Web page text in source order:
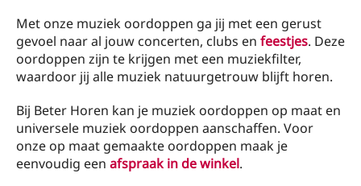
Met onze muziek oordoppen ga jij met een gerust
gevoel naar al jouw concerten, clubs en feestjes. Deze
oordoppen zijn te krijgen met een muziekfilter,
waardoor jij alle muziek natuurgetrouw blijft horen.
Bij Beter Horen kan je muziek oordoppen op maat en
universele muziek oordoppen aanschaffen. Voor
onze op maat gemaakte oordoppen maak je
eenvoudig een afspraak in de winkel.